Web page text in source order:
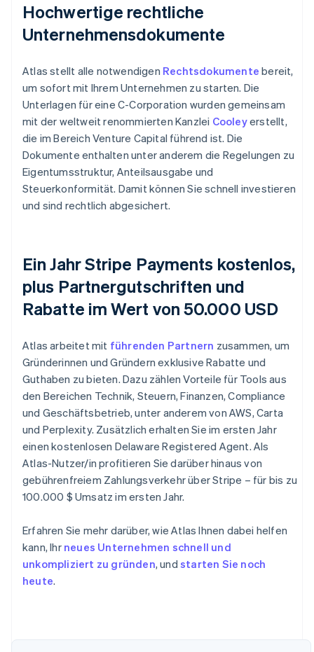
Hochwertige rechtliche
Unternehmensdokumente
Atlas stellt alle notwendigen Rechtsdokumente bereit,
um sofort mit Ihrem Unternehmen zu starten. Die
Unterlagen für eine C-Corporation wurden gemeinsam
mit der weltweit renommierten Kanzlei Cooleyerstellt,
die im Bereich Venture Capital führend ist. Die
Dokumente enthalten unter anderem die Regelungen zu
Eigentumsstruktur, Anteilsausgabe und
Steuerkonformität. Damit können Sie schnell investieren
und sind rechtlich abgesichert.
Ein Jahr Stripe Payments kostenlos,
plus Partnergutschriften und
Rabatte im Wert von 50.000 USD
Atlas arbeitet mit führenden Partnern zusammen, um
Gründerinnen und Gründern exklusive Rabatte und
Guthaben zu bieten. Dazu zählen Vorteile für Tools aus
den Bereichen Technik, Steuern, Finanzen, Compliance
und Geschäftsbetrieb, unter anderem von AWS, Carta
und Perplexity. Zusätzlich erhalten Sie im ersten Jahr
einen kostenlosen Delaware Registered Agent. Als
Atlas-Nutzer/in profitieren Sie darüber hinaus von
gebührenfreiem Zahlungsverkehr über Stripe – für bis zu
100.000 $ Umsatz im ersten Jahr.
Erfahren Sie mehr darüber, wie Atlas Ihnen dabei helfen
kann, Ihr neues Unternehmen schnell und
unkompliziert zu gründen, undstarten Sie noch
heute.